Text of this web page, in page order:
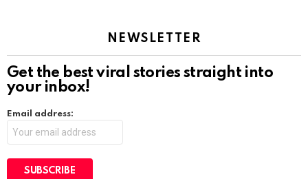
NEWSLETTER
Get the best viral stories straight into
your inbox!
Email address: